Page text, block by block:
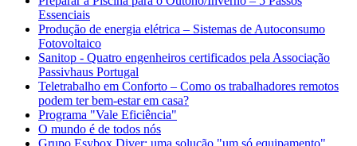
Essenciais
Produção de energia elétrica – Sistemas de Autoconsumo
Fotovoltaico
Sanitop - Quatro engenheiros certificados pela Associação
Passivhaus Portugal
Teletrabalho em Conforto – Como os trabalhadores remotos
podem ter bem-estar em casa?
Programa "Vale Eficiência"
O mundo é de todos nós
Grupo Esybox Diver: uma solução "um só equipamento",